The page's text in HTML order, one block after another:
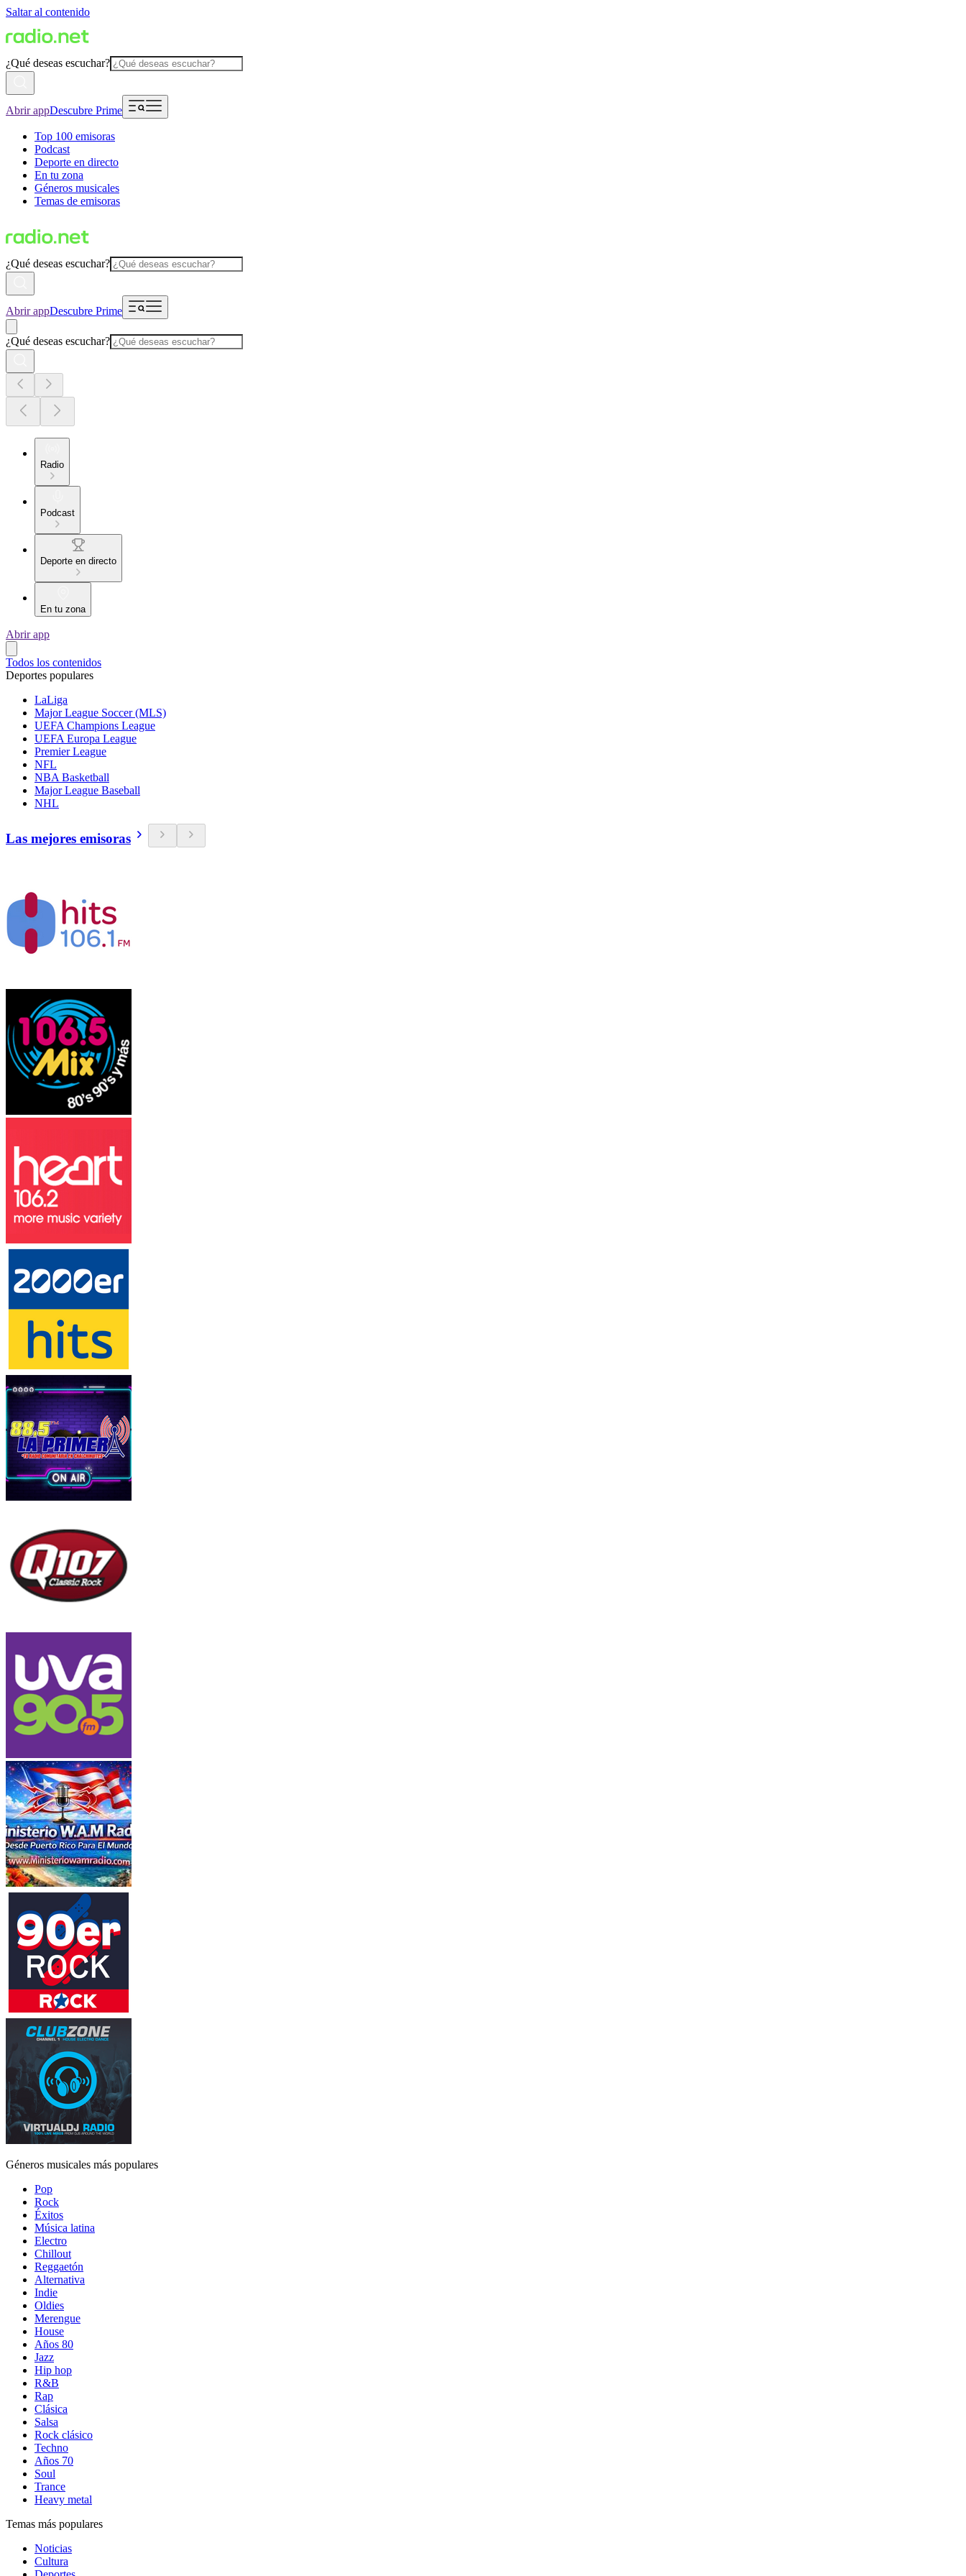
Saltar al contenido
¿Qué deseas escuchar?
Abrir appDescubre Prime
Top 100 emisoras
Podcast
Deporte en directo
En tu zona
Géneros musicales
Temas de emisoras
¿Qué deseas escuchar?
Abrir appDescubre Prime
¿Qué deseas escuchar?
Radio
Podcast
Deporte en directo
En tu zona
Abrir app
Todos los contenidos
Deportes populares
LaLiga
Major League Soccer (MLS)
UEFA Champions League
UEFA Europa League
Premier League
NFL
NBA Basketball
Major League Baseball
NHL
Las mejores emisoras
Géneros musicales más populares
Pop
Rock
Éxitos
Música latina
Electro
Chillout
Reggaetón
Alternativa
Indie
Oldies
Merengue
House
Años 80
Jazz
Hip hop
R&B
Rap
Clásica
Salsa
Rock clásico
Techno
Años 70
Soul
Trance
Heavy metal
Temas más populares
Noticias
Cultura